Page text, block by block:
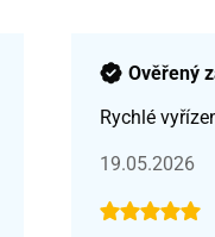
Ověřený
Rychlé
19.05.2026